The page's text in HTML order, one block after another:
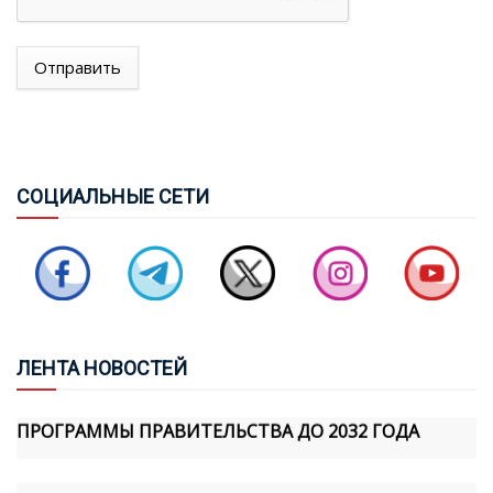
Отправить
СОЦИАЛЬНЫЕ СЕТИ
ЛЕНТА НОВОСТЕЙ
ХИКМЕТ ГАДЖИЕВ: «АЗЕРБАЙДЖАН ПОДТВЕРДИЛ
ГЕОПОЛИТИЧЕСКУЮ РЕАЛЬНОСТЬ И ФОРМИРУЕТ
СВОЮ ПОЛИТИКУ В ЭТОМ НАПРАВЛЕНИИ»
«TÜRKIYE GAZETESI» ИСКАЗИЛА РЯД
ВЛАСТИ АРМЕНИИ НАЧАЛИ ОБСУЖДЕНИЕ